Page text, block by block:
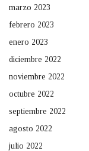
marzo 2023
febrero 2023
enero 2023
diciembre 2022
noviembre 2022
octubre 2022
septiembre 2022
agosto 2022
julio 2022